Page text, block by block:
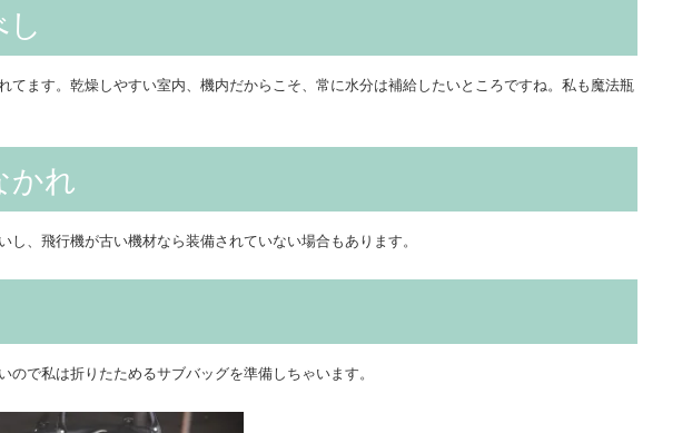
ます。乾燥しやすい室内、機内だからこそ、常に水分は補給したいところですね。私も魔法瓶
かれ
、飛行機が古い機材なら装備されていない場合もあります。
で私は折りたためるサブバッグを準備しちゃいます。